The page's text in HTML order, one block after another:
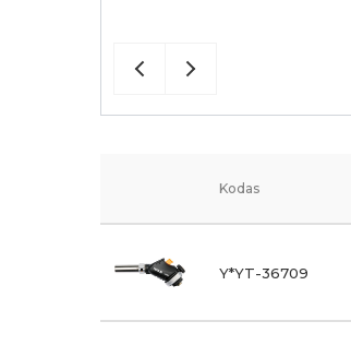
Kodas
Y*YT-36709